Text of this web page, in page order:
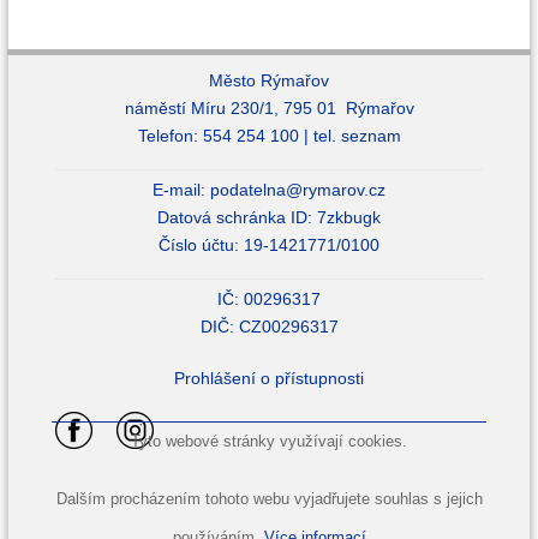
Město Rýmařov
náměstí Míru 230/1, 795 01 Rýmařov
Telefon: 554 254 100 | tel. seznam
E-mail: podatelna@rymarov.cz
Datová schránka ID: 7zkbugk
Číslo účtu: 19-1421771/0100
IČ: 00296317
DIČ: CZ00296317
Prohlášení o přístupnosti
Tyto webové stránky využívají cookies.
Dalším procházením tohoto webu vyjadřujete souhlas s jejich